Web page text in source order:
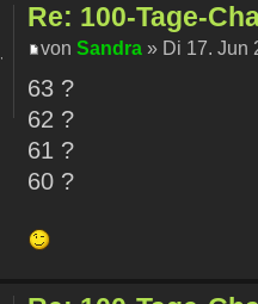
Re: 100-Tage-
vonSandra » Di 17. Jun
63 ?
62 ?
61 ?
60 ?